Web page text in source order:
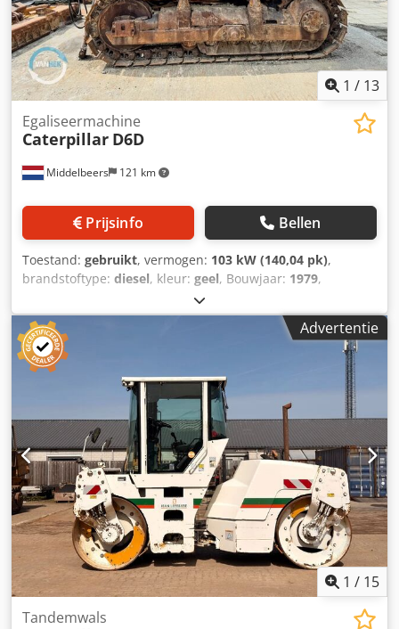
1 / 13
Middelbeers 121 km
Egaliseermachine
Caterpillar D6D
Prijsinfo Bellen
Toestand: gebruikt, vermogen: 103 kW (140,04 pk),
brandstoftype: diesel, kleur: geel, Bouwjaar: 1979,
Algemene informatie Bouwjaar: 1979 Modeljaar: 1979
Serienummer: 20X1733 Technische informatie Aantal
cilinders: 6 Aandrijving: rups Leeggewicht: 14.000 kg Staat
Algemene staat: gemiddeld Technische staat: goed
Optische staat: slecht Financiële informatie Prijs: op
aanvraag Meer informatie Neem contact op met Ernst van
Hek voor meer informatie. Cedpoun Rlqofx Alysrf
Advertentie
1 / 15
Tandemwals